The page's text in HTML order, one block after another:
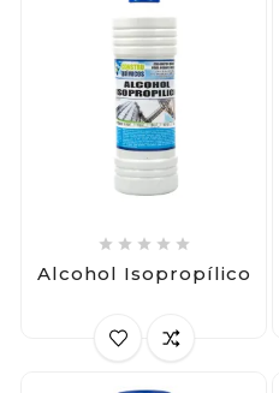
    
Alcohol Isopropílico